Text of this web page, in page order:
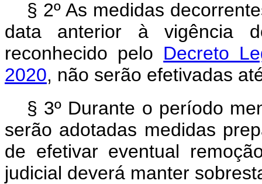
§ 2º As medidas
data anterior à vigência
reconhecido pelo Decreto
2020, não serão efetivadas
§ 3º Durante o período
serão adotadas medidas
de efetivar eventual
judicial deverá manter